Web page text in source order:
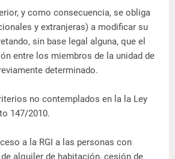
y como consecuencia, se obliga
y extranjeras) a modificar su
sin base legal alguna, que el
entre los miembros de la unidad de
determinado.
no contemplados en la la Ley
147/2010.
a la RGI a las personas con
alquiler de habitación, cesión de